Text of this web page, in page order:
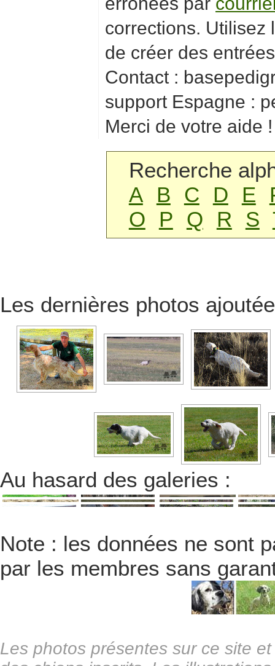
corrections. Utilisez
de créer des
Contact :
support Espagne :
Merci de votre aide !
Recherche
A
B C D E
O
P Q R S
Les dernières photos
Au hasard des galeries :
Note : les données ne sont
par les membres sans
Les photos présentes sur ce site